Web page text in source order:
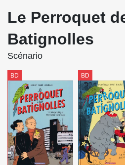
Le Perroquet
Batignolles
Scénario
BD BD